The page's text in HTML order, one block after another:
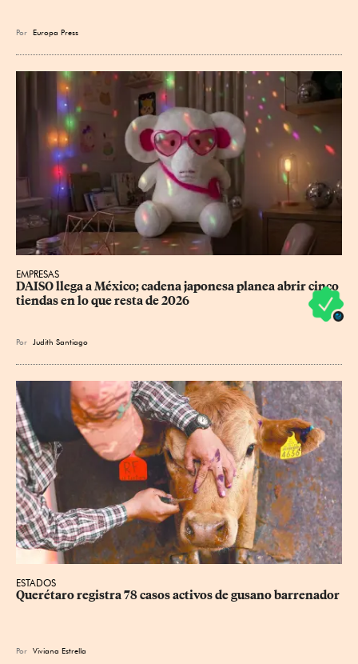
Por Europa Press
EMPRESAS
DAISO llega a México; cadena japonesa planea abrir cinco
tiendas en lo que resta de 2026
Por Judith Santiago
ESTADOS
Querétaro registra 78 casos activos de gusano barrenador
Por Viviana Estrella